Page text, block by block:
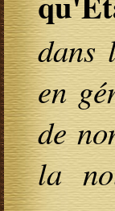
dans
en
de
la